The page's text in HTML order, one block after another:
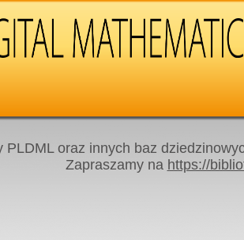
PLDML oraz innych baz
Zapraszamy na https://